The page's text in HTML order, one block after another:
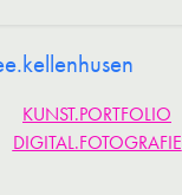
KUNST.PORTFOLIO
DIGITAL.FOTOGRAFIE​​​​​​​